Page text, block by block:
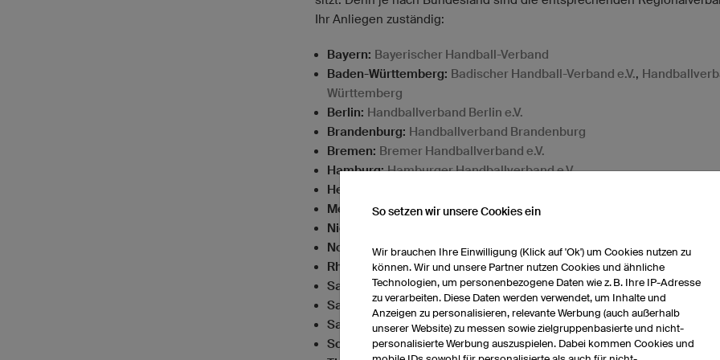
Ihr Anliegen zuständig:
Bayern: Bayerischer Handball-Verband
Baden-Württemberg: Badischer Handball-Verband e.V.,
Württemberg
Berlin: Handballverband Berlin e.V.
Brandenburg: Handballverband Brandenburg
Bremen: Bremer Handballverband e.V.
Hamburg: Hamburger Handballverband e.V.
Hessen:
Mecklenburg-Vorpommern: Handballverband Mecklenburg/
Niedersachsen:
Nordrhein-Westfalen: Talentförderung des Handballverbands
Rheinland-Pfalz: Handballverband Rheinland e.V.,Pfälzer
Saarland: Handballverband Saar e.V.
Sachsen: Handballverband Sachsen e.V.
Sachsen-Anhalt: Handball-Verband Sachsen-Anhalt e.V.
Schleswig-Holstein: Handballverband Schleswig-Holstein e.V.
So setzen wir unsere Cookies ein
Wir brauchen Ihre Einwilligung (Klick auf 'Ok') um Cookies nutzen zu
können. Wir und unsere Partner nutzen Cookies und ähnliche
Technologien, um personenbezogene Daten wie z. B. Ihre IP-Adresse
zu verarbeiten. Diese Daten werden verwendet, um Inhalte und
Anzeigen zu personalisieren, relevante Werbung (auch außerhalb
unserer Website) zu messen sowie zielgruppenbasierte und nicht-
personalisierte Werbung auszuspielen. Dabei kommen Cookies und